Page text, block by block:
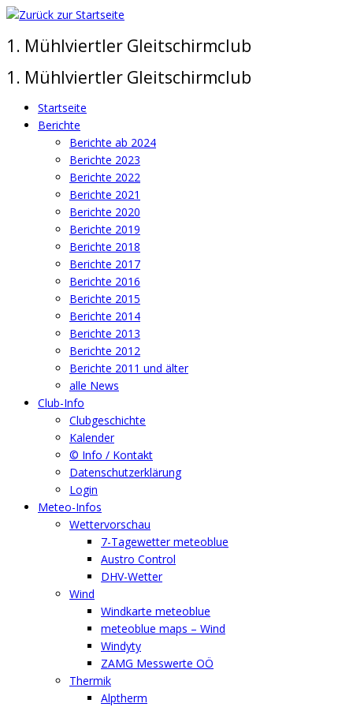
Zum
springen
1. Mühlviertler Gleitschirmclub
1. Mühlviertler Gleitschirmclub
Startseite
Berichte
Berichte ab 2024
Berichte 2023
Berichte 2022
Berichte 2021
Berichte 2020
Berichte 2019
Berichte 2018
Berichte 2017
Berichte 2016
Berichte 2015
Berichte 2014
Berichte 2013
Berichte 2012
Berichte 2011 und älter
alle News
Club-Info
Clubgeschichte
Kalender
© Info / Kontakt
Datenschutzerklärung
Login
Meteo-Infos
Wettervorschau
7-Tagewetter meteoblue
Austro Control
DHV-Wetter
Wind
Windkarte meteoblue
meteoblue maps – Wind
Windyty
ZAMG Messwerte OÖ
Thermik
Alptherm